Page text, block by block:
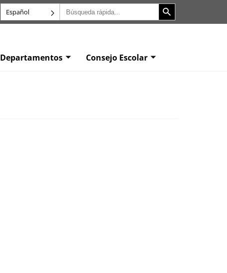
Español Buscar: Botón de búsqueda
Departamentos Consejo Escolar